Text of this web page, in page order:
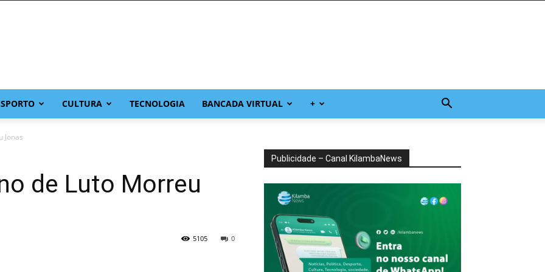
CULTURA TECNOLOGIA BANCADA VIRTUAL +
Jonas
de Luto Morreu
0
5105
Publicidade – Canal KilambaNews